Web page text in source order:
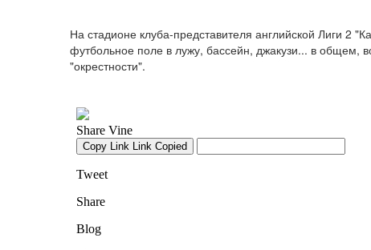
На стадионе клуба-представителя английской Лиги 2
футбольное поле в лужу, бассейн, джакузи... в общем,
"окрестности".